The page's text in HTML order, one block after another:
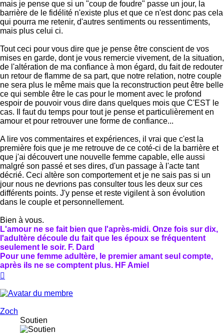
mais je pense que si un "coup de foudre" passe un jour, la
barrière de le fidélité n'existe plus et que ce n'est donc pas cela
qui pourra me retenir, d'autres sentiments ou ressentiments,
mais plus celui ci.
Tout ceci pour vous dire que je pense être conscient de vos
mises en garde, dont je vous remercie vivement, de la situation,
de l'altération de ma confiance à mon égard, du fait de redouter
un retour de flamme de sa part, que notre relation, notre couple
ne sera plus le même mais que la reconstruction peut être belle
ce qui semble être le cas pour le moment avec le profond
espoir de pouvoir vous dire dans quelques mois que C'EST le
cas. Il faut du temps pour tout je pense et particulièrement en
amour et pour retrouver une forme de confiance...
A lire vos commentaires et expériences, il vrai que c'est la
première fois que je me retrouve de ce coté-ci de la barrière et
que j'ai découvert une nouvelle femme capable, elle aussi
malgré son passé et ses dires, d'un passage à l'acte tant
décrié. Ceci altère son comportement et je ne sais pas si un
jour nous ne devrions pas consulter tous les deux sur ces
différents points. J'y pense et reste vigilent à son évolution
dans le couple et personnellement.
Bien à vous.
L'amour ne se fait bien que l'après-midi. Onze fois sur dix,
l'adultère découle du fait que les époux se fréquentent
seulement le soir. F. Dard
Pour une femme adultère, le premier amant seul compte,
après ils ne se comptent plus. HF Amiel
Zoch
Soutien